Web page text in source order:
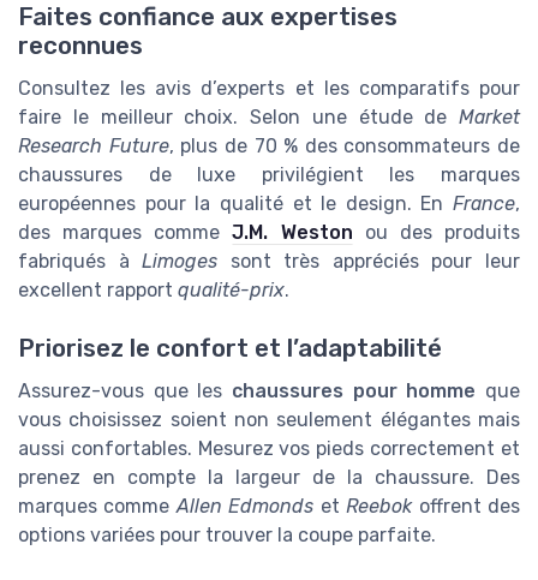
Faites confiance aux expertises
reconnues
Consultez les avis d’experts et les comparatifs pour
faire le meilleur choix. Selon une étude de Market
Research Future, plus de 70 % des consommateurs de
chaussures de luxe privilégient les marques
européennes pour la qualité et le design. En France,
des marques commeJ.M. Weston ou des produits
fabriqués àLimoges sont très appréciés pour leur
excellent rapport qualité-prix.
Priorisez le confort et l’adaptabilité
Assurez-vous que les chaussures pour homme que
vous choisissez soient non seulement élégantes mais
aussi confortables. Mesurez vos pieds correctement et
prenez en compte la largeur de la chaussure. Des
marques commeAllen Edmonds etReebokoffrent des
options variées pour trouver la coupe parfaite.